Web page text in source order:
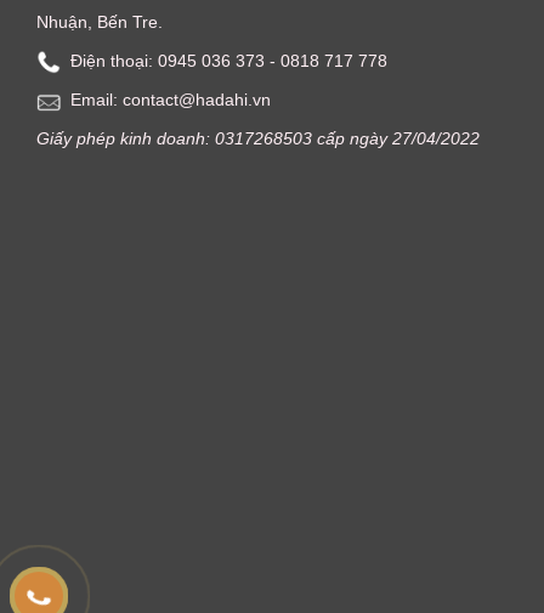
Nhuận, Bến Tre.
Điện thoại: ‭0945 036 373‬ - 0818 717 778
Email: contact@hadahi.vn
Giấy phép kinh doanh: 0317268503 cấp ngày 27/04/2022